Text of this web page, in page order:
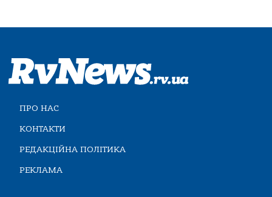
ПРО НАС
КОНТАКТИ
РЕДАКЦІЙНА ПОЛІТИКА
РЕКЛАМА